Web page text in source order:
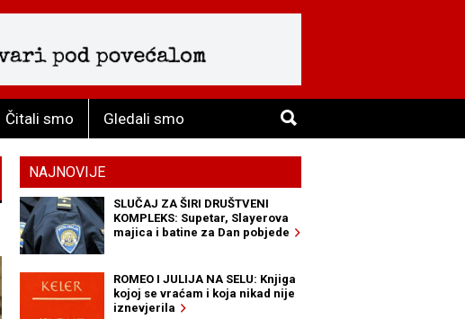
Čitali smo Gledali smo
NAJNOVIJE
SLUČAJ ZA ŠIRI DRUŠTVENI
KOMPLEKS: Supetar, Slayerova
majica i batine za Dan pobjede
ROMEO I JULIJA NA SELU: Knjiga
kojoj se vraćam i koja nikad nije
iznevjerila